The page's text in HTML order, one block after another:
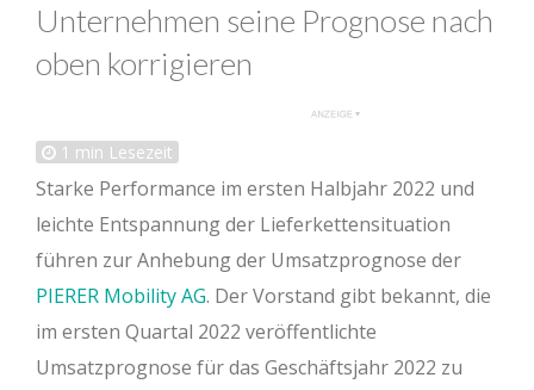
Unternehmen seine Prognose nach
oben korrigieren
1 min Lesezeit
Starke Performance im ersten Halbjahr 2022 und
leichte Entspannung der Lieferkettensituation
führen zur Anhebung der Umsatzprognose der
PIERER Mobility AG. Der Vorstand gibt bekannt, die
im ersten Quartal 2022 veröffentlichte
Umsatzprognose für das Geschäftsjahr 2022 zu